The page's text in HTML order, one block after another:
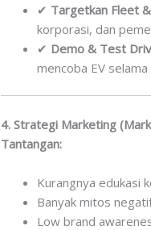
✔ Targetkan Fleet
korporasi, dan
✔ Demo & Test
mencoba EV
4. Strategi Marketing
Tantangan:
Kurangnya edukasi
Banyak mitos
Low brand